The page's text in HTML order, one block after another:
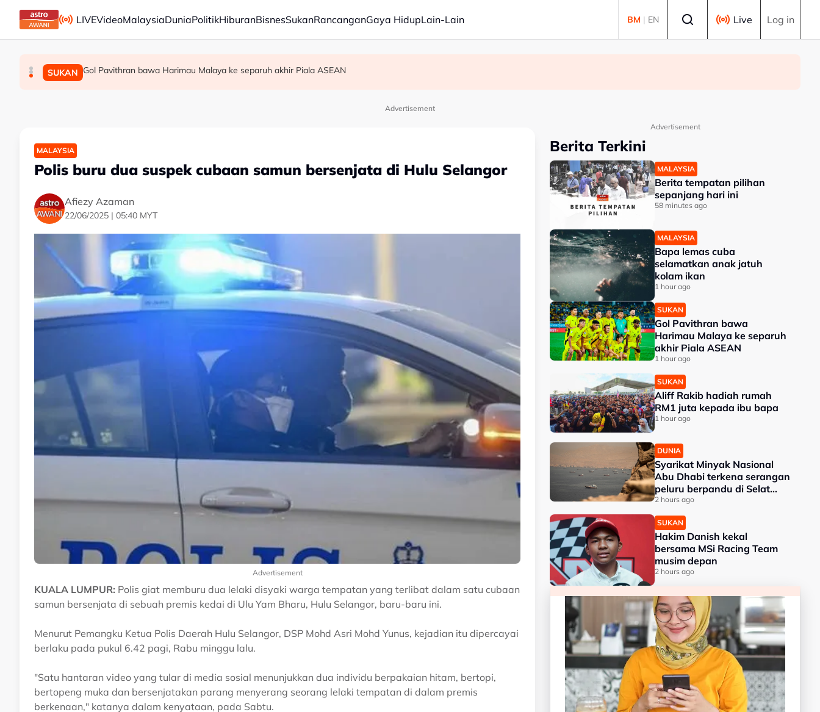
Skip to main content
LIVEVideoMalaysiaDuniaPolitikHiburanBisnesSukanRancanganGaya HidupLain-Lain BM | EN Live Log in
MALAYSIA Berita tempatan pilihan sepanjang hari ini
MALAYSIA Bapa lemas cuba selamatkan anak jatuh kolam ikan
SUKAN Gol Pavithran bawa Harimau Malaya ke separuh akhir Piala ASEAN
Advertisement
MALAYSIA
Polis buru dua suspek cubaan samun bersenjata di Hulu Selangor
Afiezy Azaman
22/06/2025 | 05:40 MYT
Advertisement
KUALA LUMPUR: Polis giat memburu dua lelaki disyaki warga tempatan yang terlibat dalam satu cubaan
samun bersenjata di sebuah premis kedai di Ulu Yam Bharu, Hulu Selangor, baru-baru ini.
Menurut Pemangku Ketua Polis Daerah Hulu Selangor, DSP Mohd Asri Mohd Yunus, kejadian itu dipercayai
berlaku pada pukul 6.42 pagi, Rabu minggu lalu.
"Satu hantaran video yang tular di media sosial menunjukkan dua individu berpakaian hitam, bertopi,
bertopeng muka dan bersenjatakan parang menyerang seorang lelaki tempatan di dalam premis
berkenaan," katanya dalam kenyataan, pada Sabtu.
Advertisement
Berita Terkini
MALAYSIA
Berita tempatan pilihan
sepanjang hari ini
58 minutes ago
MALAYSIA
Bapa lemas cuba
selamatkan anak jatuh
kolam ikan
1 hour ago
SUKAN
Gol Pavithran bawa
Harimau Malaya ke separuh
akhir Piala ASEAN
1 hour ago
SUKAN
Aliff Rakib hadiah rumah
RM1 juta kepada ibu bapa
1 hour ago
DUNIA
Syarikat Minyak Nasional
Abu Dhabi terkena serangan
peluru berpandu di Selat
Hormuz
2 hours ago
SUKAN
Hakim Danish kekal
bersama MSi Racing Team
musim depan
2 hours ago